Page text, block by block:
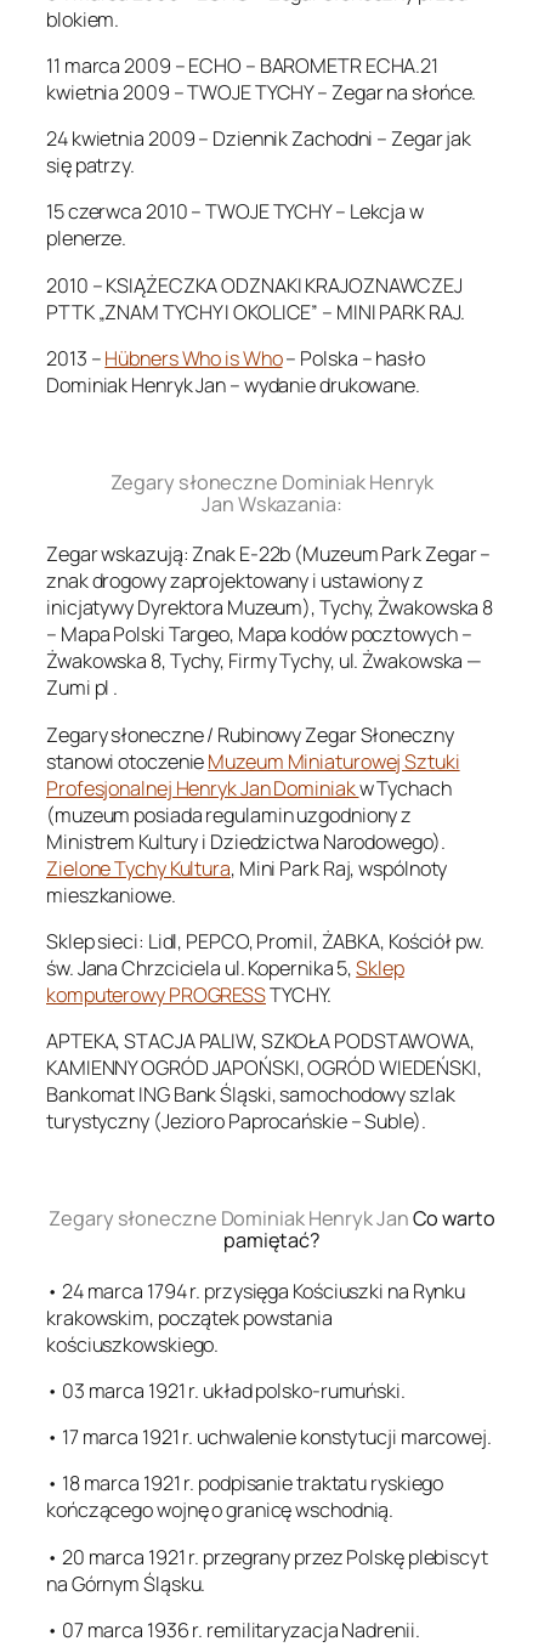
blokiem.
11 marca 2009 – ECHO – BAROMETR ECHA.21
kwietnia 2009 – TWOJE TYCHY – Zegar na słońce.
24 kwietnia 2009 – Dziennik Zachodni – Zegar jak
się patrzy.
15 czerwca 2010 – TWOJE TYCHY – Lekcja w
plenerze.
2010 – KSIĄŻECZKA ODZNAKI KRAJOZNAWCZEJ
PTTK „ZNAM TYCHY I OKOLICE” – MINI PARK RAJ.
2013 –Hübners Who is Who– Polska – hasło
Dominiak Henryk Jan – wydanie drukowane.
Zegary słoneczne Dominiak Henryk
Jan Wskazania:
Zegar wskazują: Znak E-22b (Muzeum Park Zegar –
znak drogowy zaprojektowany i ustawiony z
inicjatywy Dyrektora Muzeum), Tychy, Żwakowska 8
– Mapa Polski Targeo, Mapa kodów pocztowych –
Żwakowska 8, Tychy, Firmy Tychy, ul. Żwakowska —
Zumi pl .
Zegary słoneczne / Rubinowy Zegar Słoneczny
stanowi otoczenieMuzeum Miniaturowej Sztuki
Profesjonalnej Henryk Jan Dominiakw Tychach
(muzeum posiada regulamin uzgodniony z
Ministrem Kultury i Dziedzictwa Narodowego).
Zielone Tychy Kultura, Mini Park Raj, wspólnoty
mieszkaniowe.
Sklep sieci: Lidl, PEPCO, Promil, ŻABKA, Kościół pw.
św. Jana Chrzciciela ul. Kopernika 5,Sklep
komputerowy PROGRESSTYCHY.
APTEKA, STACJA PALIW, SZKOŁA PODSTAWOWA,
KAMIENNY OGRÓD JAPOŃSKI, OGRÓD WIEDEŃSKI,
Bankomat ING Bank Śląski, samochodowy szlak
turystyczny (Jezioro Paprocańskie – Suble).
Zegary słoneczne Dominiak Henryk JanCo warto
pamiętać?
• 24 marca 1794 r. przysięga Kościuszki na Rynku
krakowskim, początek powstania
kościuszkowskiego.
• 03 marca 1921 r. układ polsko-rumuński.
• 17 marca 1921 r. uchwalenie konstytucji marcowej.
• 18 marca 1921 r. podpisanie traktatu ryskiego
kończącego wojnę o granicę wschodnią.
• 20 marca 1921 r. przegrany przez Polskę plebiscyt
na Górnym Śląsku.
• 07 marca 1936 r. remilitaryzacja Nadrenii.